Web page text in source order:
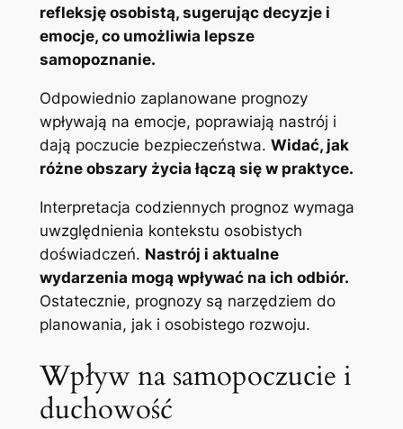
refleksję osobistą, sugerując decyzje i
emocje, co umożliwia lepsze
samopoznanie.
Odpowiednio zaplanowane prognozy
wpływają na emocje, poprawiają nastrój i
dają poczucie bezpieczeństwa. Widać, jak
różne obszary życia łączą się w praktyce.
Interpretacja codziennych prognoz wymaga
uwzględnienia kontekstu osobistych
doświadczeń. Nastrój i aktualne
wydarzenia mogą wpływać na ich odbiór.
Ostatecznie, prognozy są narzędziem do
planowania, jak i osobistego rozwoju.
Wpływ na samopoczucie i
duchowość